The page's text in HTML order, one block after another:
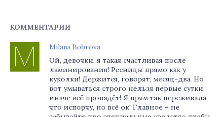
КОММЕНТАРИИ
Milana Bobrova
Ой, девочки, я такая счастливая после
ламинирования! Ресницы прямо как у
куколки! Держится, говорят, месяц-два. Но
вот умываться строго нельзя первые сутки,
иначе всё пропадёт! Я прям так переживала,
что испорчу, но всё ок! Главное – не